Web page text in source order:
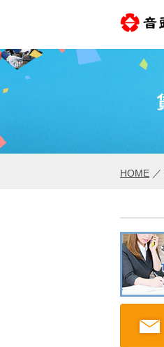
HOME ／